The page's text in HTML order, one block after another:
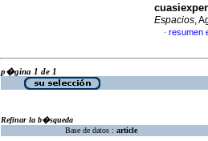
Espacios,
· resumen
p�gina 1 de 1
Refinar la b�squeda
Base de datos : article